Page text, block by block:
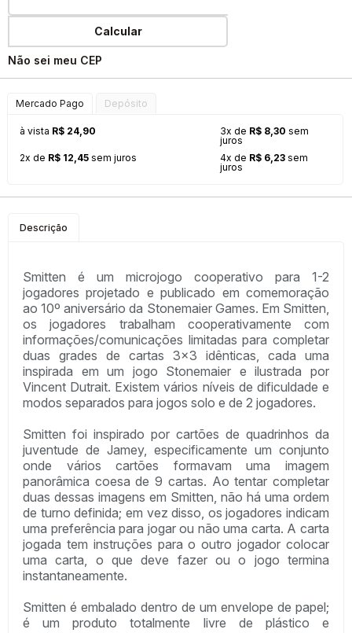
Calcular
Não sei meu CEP
Mercado Pago Depósito
à vista R$ 24,90
2x de R$ 12,45 sem juros
3x de R$ 8,30 sem
juros
4x de R$ 6,23 sem
juros
Descrição
Smitten é um microjogo cooperativo para 1-2
jogadores projetado e publicado em comemoração
ao 10º aniversário da Stonemaier Games. Em Smitten,
os jogadores trabalham cooperativamente com
informações/comunicações limitadas para completar
duas grades de cartas 3x3 idênticas, cada uma
inspirada em um jogo Stonemaier e ilustrada por
Vincent Dutrait. Existem vários níveis de dificuldade e
modos separados para jogos solo e de 2 jogadores.
Smitten foi inspirado por cartões de quadrinhos da
juventude de Jamey, especificamente um conjunto
onde vários cartões formavam uma imagem
panorâmica coesa de 9 cartas. Ao tentar completar
duas dessas imagens em Smitten, não há uma ordem
de turno definida; em vez disso, os jogadores indicam
uma preferência para jogar ou não uma carta. A carta
jogada tem instruções para o outro jogador colocar
uma carta, o que deve fazer ou o jogo termina
instantaneamente.
Smitten é embalado dentro de um envelope de papel;
é um produto totalmente livre de plástico e